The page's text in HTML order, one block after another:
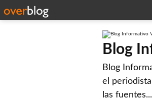
Blog
Blog
el
las